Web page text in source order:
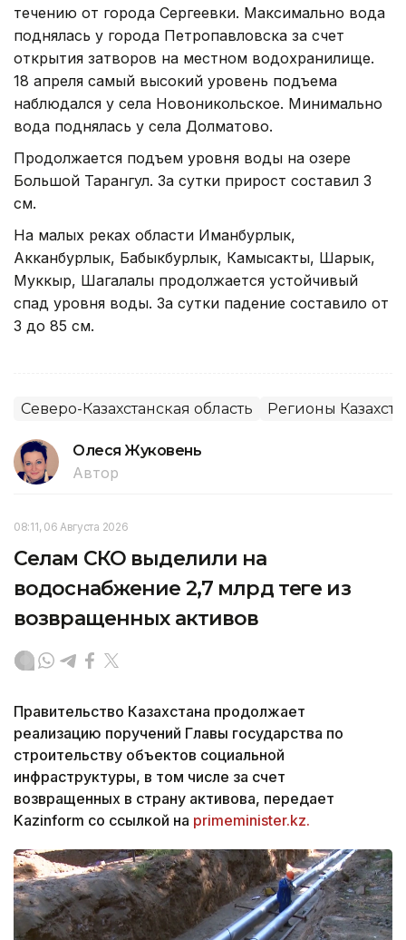
течению от города Сергеевки. Максимально вода
поднялась у города Петропавловска за счет
открытия затворов на местном водохранилище.
18 апреля самый высокий уровень подъема
наблюдался у села Новоникольское. Минимально
вода поднялась у села Долматово.
Продолжается подъем уровня воды на озере
Большой Тарангул. За сутки прирост составил 3
см.
На малых реках области Иманбурлык,
Акканбурлык, Бабыкбурлык, Камысакты, Шарык,
Муккыр, Шагалалы продолжается устойчивый
спад уровня воды. За сутки падение составило от
3 до 85 см.
Северо-Казахстанская область Регионы
Олеся Жуковень
Автор
08:11, 06 Августа 2026
Селам СКО выделили на
водоснабжение 2,7 млрд теңге из
возвращенных активов
Правительство Казахстана продолжает
реализацию поручений Главы государства по
строительству объектов социальной
инфраструктуры, в том числе за счет
возвращенных в страну активова, передает
Kazinform со ссылкой на primeminister.kz.